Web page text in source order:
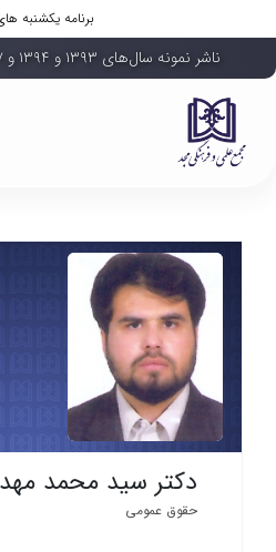
برنامه یکشنبه
ناشر نمونه سال‌های ۱۳۹۳ و ۱۳۹۴ و ۱۳۹۷ جمهوری اسلامی ایران
دکتر سید محمد
حقوق عمومی